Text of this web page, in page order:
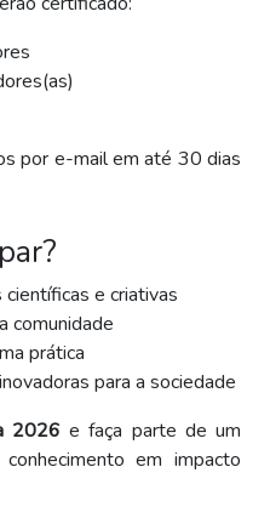
por e-mail em até 30 dias
e criativas
comunidade
prática
para a sociedade
2026 e faça parte de um
em impacto